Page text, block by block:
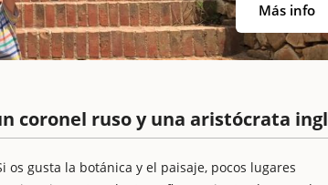
Más info
coronel ruso y una aristócrata
os gusta la botánica y el paisaje, pocos lugares